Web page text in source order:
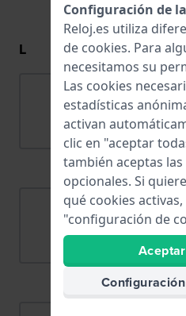
Jaguar
L
Lacoste
Configuración de
Reloj.es utiliza
de cookies. Para
necesitamos su
Las cookies
estadísticas
activan
clic en "aceptar
también aceptas
opcionales. Si
qué cookies activas,
"configuración de